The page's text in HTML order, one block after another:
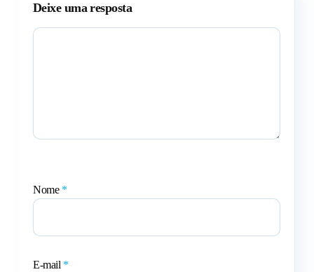
Deixe uma resposta
Nome *
E-mail *